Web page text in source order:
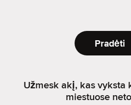
Pradėti
Užmesk akį, kas vyksta
miestuose